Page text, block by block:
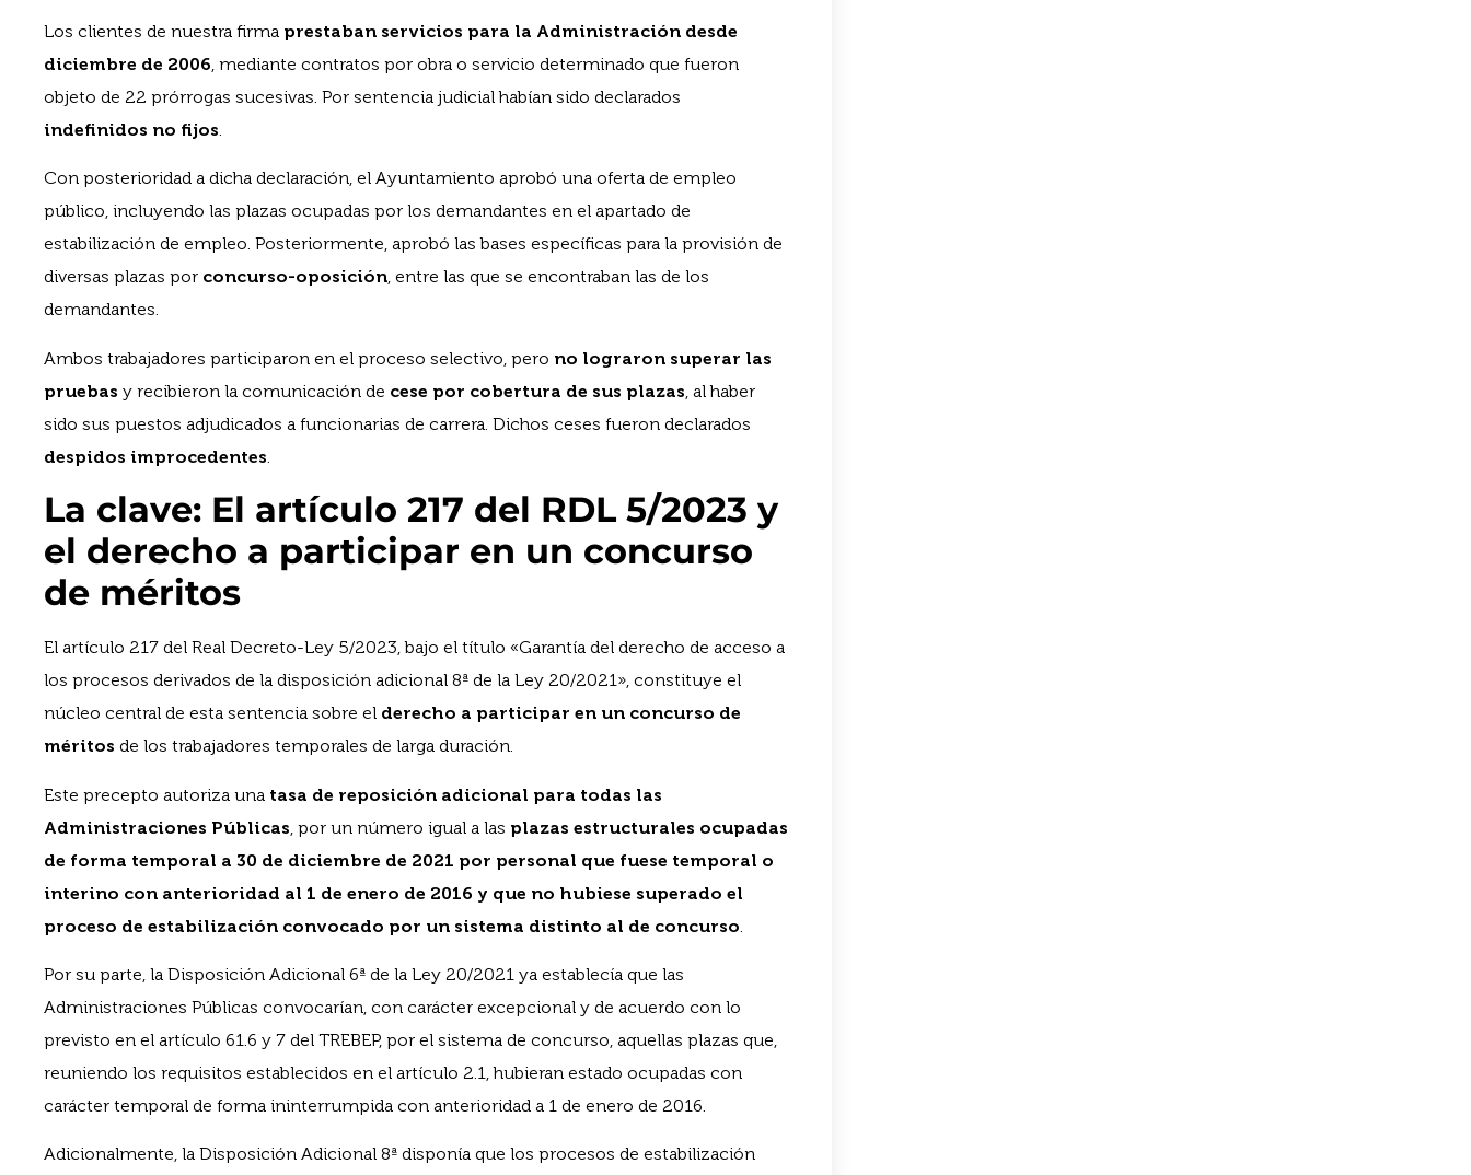
Los clientes de nuestra firma prestaban servicios para la Administración desde
diciembre de 2006, mediante contratos por obra o servicio determinado que fueron
objeto de 22 prórrogas sucesivas. Por sentencia judicial habían sido declarados
indefinidos no fijos.
Con posterioridad a dicha declaración, el Ayuntamiento aprobó una oferta de empleo
público, incluyendo las plazas ocupadas por los demandantes en el apartado de
estabilización de empleo. Posteriormente, aprobó las bases específicas para la provisión de
diversas plazas por concurso-oposición, entre las que se encontraban las de los
demandantes.
Ambos trabajadores participaron en el proceso selectivo, pero no lograron superar las
pruebas y recibieron la comunicación de cese por cobertura de sus plazas, al haber
sido sus puestos adjudicados a funcionarias de carrera. Dichos ceses fueron declarados
despidos improcedentes.
La clave: El artículo 217 del RDL 5/2023 y
el derecho a participar en un concurso
de méritos
El artículo 217 del Real Decreto-Ley 5/2023, bajo el título «Garantía del derecho de acceso a
los procesos derivados de la disposición adicional 8ª de la Ley 20/2021», constituye el
núcleo central de esta sentencia sobre el derecho a participar en un concurso de
méritos de los trabajadores temporales de larga duración.
Este precepto autoriza una tasa de reposición adicional para todas las
Administraciones Públicas , por un número igual a las plazas estructurales ocupadas
de forma temporal a 30 de diciembre de 2021 por personal que fuese temporal o
interino con anterioridad al 1 de enero de 2016 y que no hubiese superado el
proceso de estabilización convocado por un sistema distinto al de concurso
Por su parte, la Disposición Adicional 6ª de la Ley 20/2021 ya establecía que las
Administraciones Públicas convocarían, con carácter excepcional y de acuerdo con lo
previsto en el artículo 61.6 y 7 del TREBEP, por el sistema de concurso, aquellas plazas que,
reuniendo los requisitos establecidos en el artículo 2.1, hubieran estado ocupadas con
carácter temporal de forma ininterrumpida con anterioridad a 1 de enero de 2016.
Adicionalmente, la Disposición Adicional 8ª disponía que los procesos de estabilización